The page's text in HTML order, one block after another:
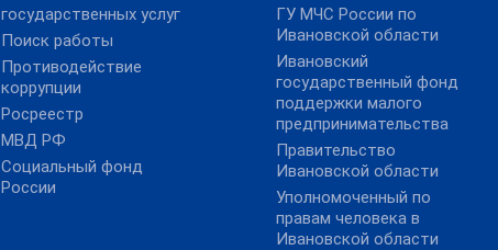
государственных услуг
Поиск работы
Противодействие
коррупции
Росреестр
МВД РФ
Социальный фонд
России
ГУ МЧС России по
Ивановской области
Ивановский
государственный фонд
поддержки малого
предпринимательства
Правительство
Ивановской области
Уполномоченный по
правам человека в
Ивановской области